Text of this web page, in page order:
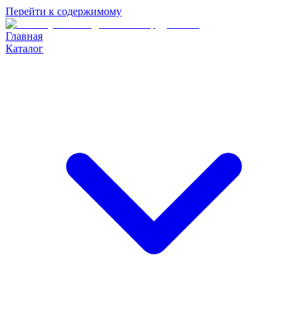
Перейти к содержимому
Главная
Каталог